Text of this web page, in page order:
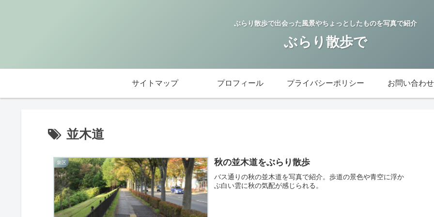
ぶらり散歩で出会った風景やちょっとしたものを写真で紹介
ぶらり散歩で
サイトマップ プロフィール プライバシーポリシー お問い合わせ
並木道
泉区 秋の並木道をぶらり散歩
バス通りの秋の並木道を写真で紹介。歩道の景色や青空に浮か
ぶ白い雲に秋の気配が感じられる。